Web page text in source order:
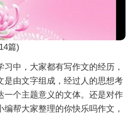
篇)
中，大家都有写作文的经历，
是由文字组成，经过人的思想考
一个主题意义的文体。还是对作
帮大家整理的你快乐吗作文，